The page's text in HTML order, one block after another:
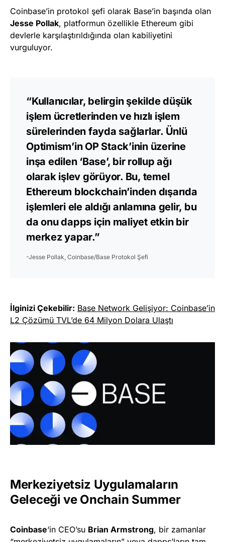
Coinbase’in protokol şefi olarak Base’in başında olan
Jesse Pollak, platformun özellikle Ethereum gibi
devlerle karşılaştırıldığında olan kabiliyetini
vurguluyor.
“Kullanıcılar, belirgin şekilde düşük
işlem ücretlerinden ve hızlı işlem
sürelerinden fayda sağlarlar. Ünlü
Optimism’in OP Stack’inin üzerine
inşa edilen ‘Base’, bir rollup ağı
olarak işlev görüyor. Bu, temel
Ethereum blockchain’inden dışarıda
işlemleri ele aldığı anlamına gelir, bu
da onu dapps için maliyet etkin bir
merkez yapar.”
-Jesse Pollak, Coinbase/Base Protokol Şefi
İlginizi Çekebilir: Base Network Gelişiyor: Coinbase’in
L2 Çözümü TVL’de 64 Milyon Dolara Ulaştı
Merkeziyetsiz Uygulamaların
Geleceği ve Onchain Summer
Coinbase‘in CEO’su Brian Armstrong, bir zamanlar